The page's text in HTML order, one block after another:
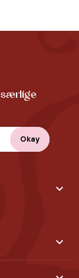
særlige

